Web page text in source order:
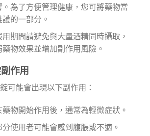
。為了方便管理健康，您可將藥物當
的一部分。
用期間請避免與大量酒精同時攝取，
物效果並增加副作用風險。
作用
可能會出現以下副作用：
藥物開始作用後，通常為輕微症狀。
分使用者可能會感到腹脹或不適。